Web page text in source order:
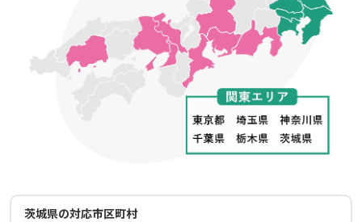
茨城県の対応市区町村